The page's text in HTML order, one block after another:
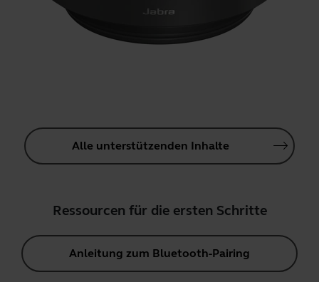
Alle unterstützenden Inhalte
Ressourcen für die ersten Schritte
Anleitung zum Bluetooth-Pairing